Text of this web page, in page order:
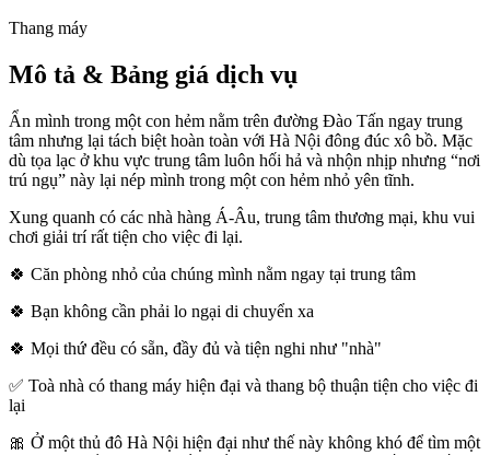
Thang máy
Mô tả & Bảng giá dịch vụ
Ẩn mình trong một con hẻm nằm trên đường Đào Tấn ngay trung
tâm nhưng lại tách biệt hoàn toàn với Hà Nội đông đúc xô bồ. Mặc
dù tọa lạc ở khu vực trung tâm luôn hối hả và nhộn nhịp nhưng “nơi
trú ngụ” này lại nép mình trong một con hẻm nhỏ yên tĩnh.
Xung quanh có các nhà hàng Á-Âu, trung tâm thương mại, khu vui
chơi giải trí rất tiện cho việc đi lại.
🍀 Căn phòng nhỏ của chúng mình nằm ngay tại trung tâm
🍀 Bạn không cần phải lo ngại di chuyển xa
🍀 Mọi thứ đều có sẵn, đầy đủ và tiện nghi như "nhà"
✅ Toà nhà có thang máy hiện đại và thang bộ thuận tiện cho việc đi
lại
🎀 Ở một thủ đô Hà Nội hiện đại như thế này không khó để tìm một